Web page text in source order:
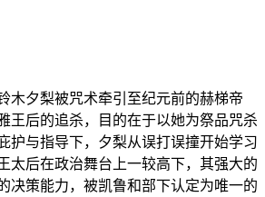
木夕梨被咒术牵引至纪元前的赫梯帝
王后的追杀，目的在于以她为祭品咒杀
护与指导下，夕梨从误打误撞开始学习
太后在政治舞台上一较高下，其强大的
决策能力，被凯鲁和部下认定为唯一的